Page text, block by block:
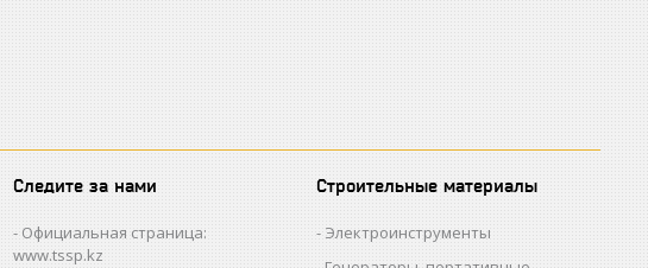
Следите за нами
Официальная страница:
www.tssp.kz
Строительные материалы
Электроинструменты